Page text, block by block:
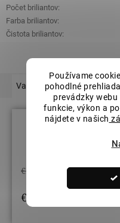
Používame
pohodlné
prevádzky
funkcie, výkon a
nájdete v našich
Počet briliantov:
Farba briliantov:
Čistota briliantov:
Varianty Podobný tovar
Veľkosť
€2 341,31
€1 873,05